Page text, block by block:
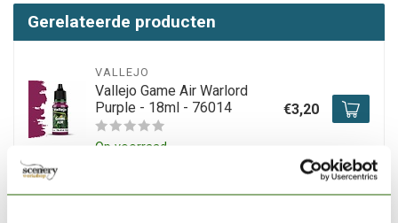
Gerelateerde producten
VALLEJO
Vallejo Game Air Warlord
Purple - 18ml - 76014
Op voorraad
€3,20
VALLEJO